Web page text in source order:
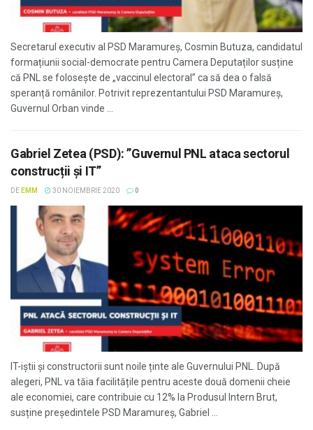
Secretarul executiv al PSD Maramureș, Cosmin Butuza, candidatul
formațiunii social-democrate pentru Camera Deputaților susține
că PNL se folosește de „vaccinul electoral” ca să dea o falsă
speranță românilor. Potrivit reprezentantului PSD Maramureș,
Guvernul Orban vinde ...
Gabriel Zetea (PSD): ”Guvernul PNL ataca sectorul
construcții și IT”
DE EMM 30 NOIEMBRIE 2020 0
IT-iștii și constructorii sunt noile ținte ale Guvernului PNL. După
alegeri, PNL va tăia facilitățile pentru aceste două domenii cheie
ale economiei, care contribuie cu 12% la Produsul Intern Brut,
susține președintele PSD Maramureș, Gabriel ...